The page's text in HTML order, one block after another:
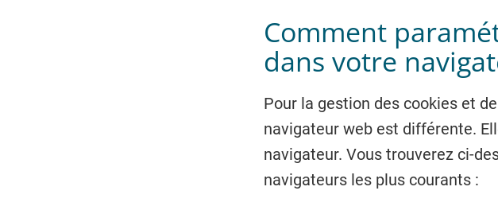
Comment
dans votre
Pour la gestion des cookies et
navigateur web est différente.
navigateur. Vous trouverez ci-
navigateurs les plus courants :